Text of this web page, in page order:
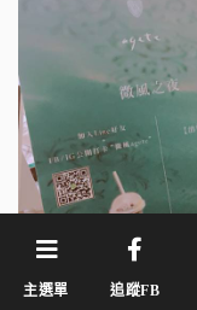
主選單 追蹤FB